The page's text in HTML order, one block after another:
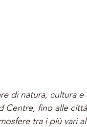
di natura, cultura e
Centre, fino alle
tra i più vari